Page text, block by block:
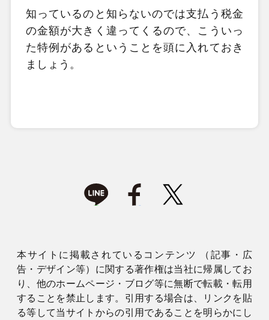
知っているのと知らないのでは支払う税金
の金額が大きく違ってくるので、こういっ
た特例があるということを頭に入れておき
ましょう。
本サイトに掲載されているコンテンツ （記事・広
告・デザイン等）に関する著作権は当社に帰属してお
り、他のホームページ・ブログ等に無断で転載・転用
することを禁止します。引用する場合は、リンクを貼
る等して当サイトからの引用であることを明らかにし